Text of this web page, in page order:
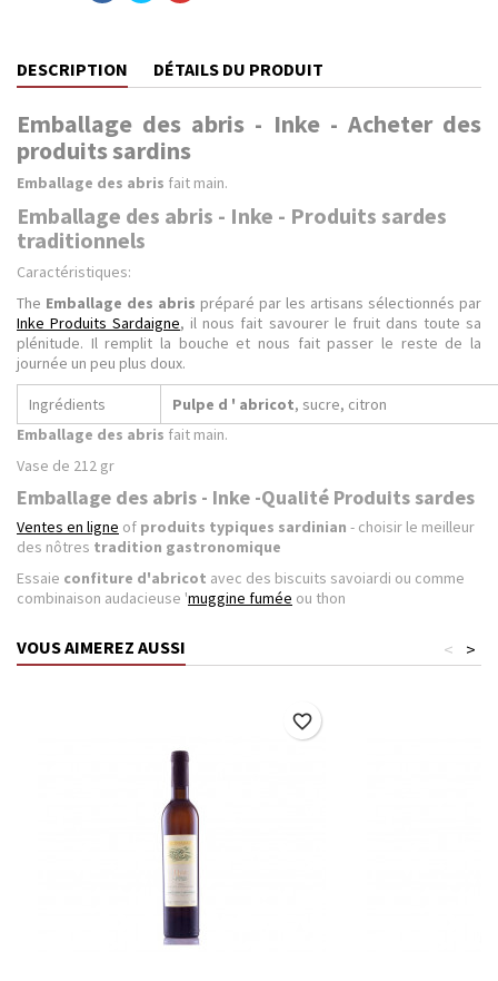
DESCRIPTION DÉTAILS DU PRODUIT
Emballage des abris - Inke - Acheter des
produits sardins
Emballage des abris fait main.
Emballage des abris - Inke - Produits sardes
traditionnels
Caractéristiques:
The Emballage des abris préparé par les artisans sélectionnés par
Inke Produits Sardaigne, il nous fait savourer le fruit dans toute sa
plénitude. Il remplit la bouche et nous fait passer le reste de la
journée un peu plus doux.
Ingrédients Pulpe d ' abricot, sucre, citron
Emballage des abris fait main.
Vase de 212 gr
Emballage des abris - Inke -Qualité Produits sardes
Ventes en ligne of produits typiques sardinian - choisir le meilleur
des nôtres tradition gastronomique
Essaie confiture d'abricot avec des biscuits savoiardi ou comme
combinaison audacieuse 'muggine fumée ou thon
VOUS AIMEREZ AUSSI >
<
favorite_border